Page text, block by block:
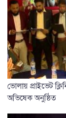
ভোলায় প্রাইভেট
অভিষেক অনুষ্ঠিত